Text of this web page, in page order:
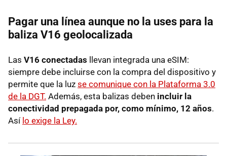
Pagar una línea aunque no la uses para la
baliza V16 geolocalizada
Las V16 conectadas llevan integrada una eSIM:
siempre debe incluirse con la compra del dispositivo y
permite que la luz se comunique con la Plataforma 3.0
de la DGT. Además, esta balizas deben incluir la
conectividad prepagada por, como mínimo, 12 años.
Así lo exige la Ley.